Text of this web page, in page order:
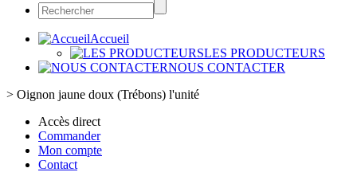
Accueil
LES PRODUCTEURS
NOUS CONTACTER
> Oignon jaune doux (Trébons) l'unité
Accès direct
Commander
Mon compte
Contact